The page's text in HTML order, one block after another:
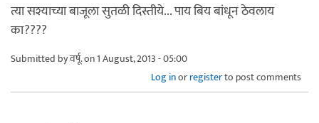
त्या सश्याच्या बाजूला सुतळी दिस्तीये... पाय बिय बांधून ठेवलाय
का????
Submitted byवर्षू.on 1 August, 2013 - 05:00
Log inorregisterto post comments